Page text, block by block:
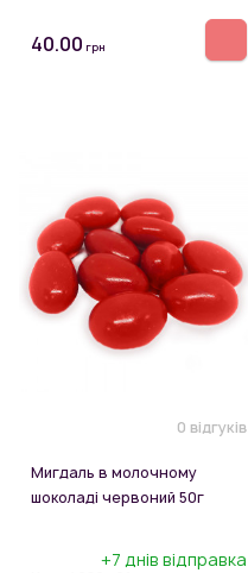
40.00 грн
0 відгуків
Мигдаль в молочному
шоколаді червоний 50г
+7 днів відправка